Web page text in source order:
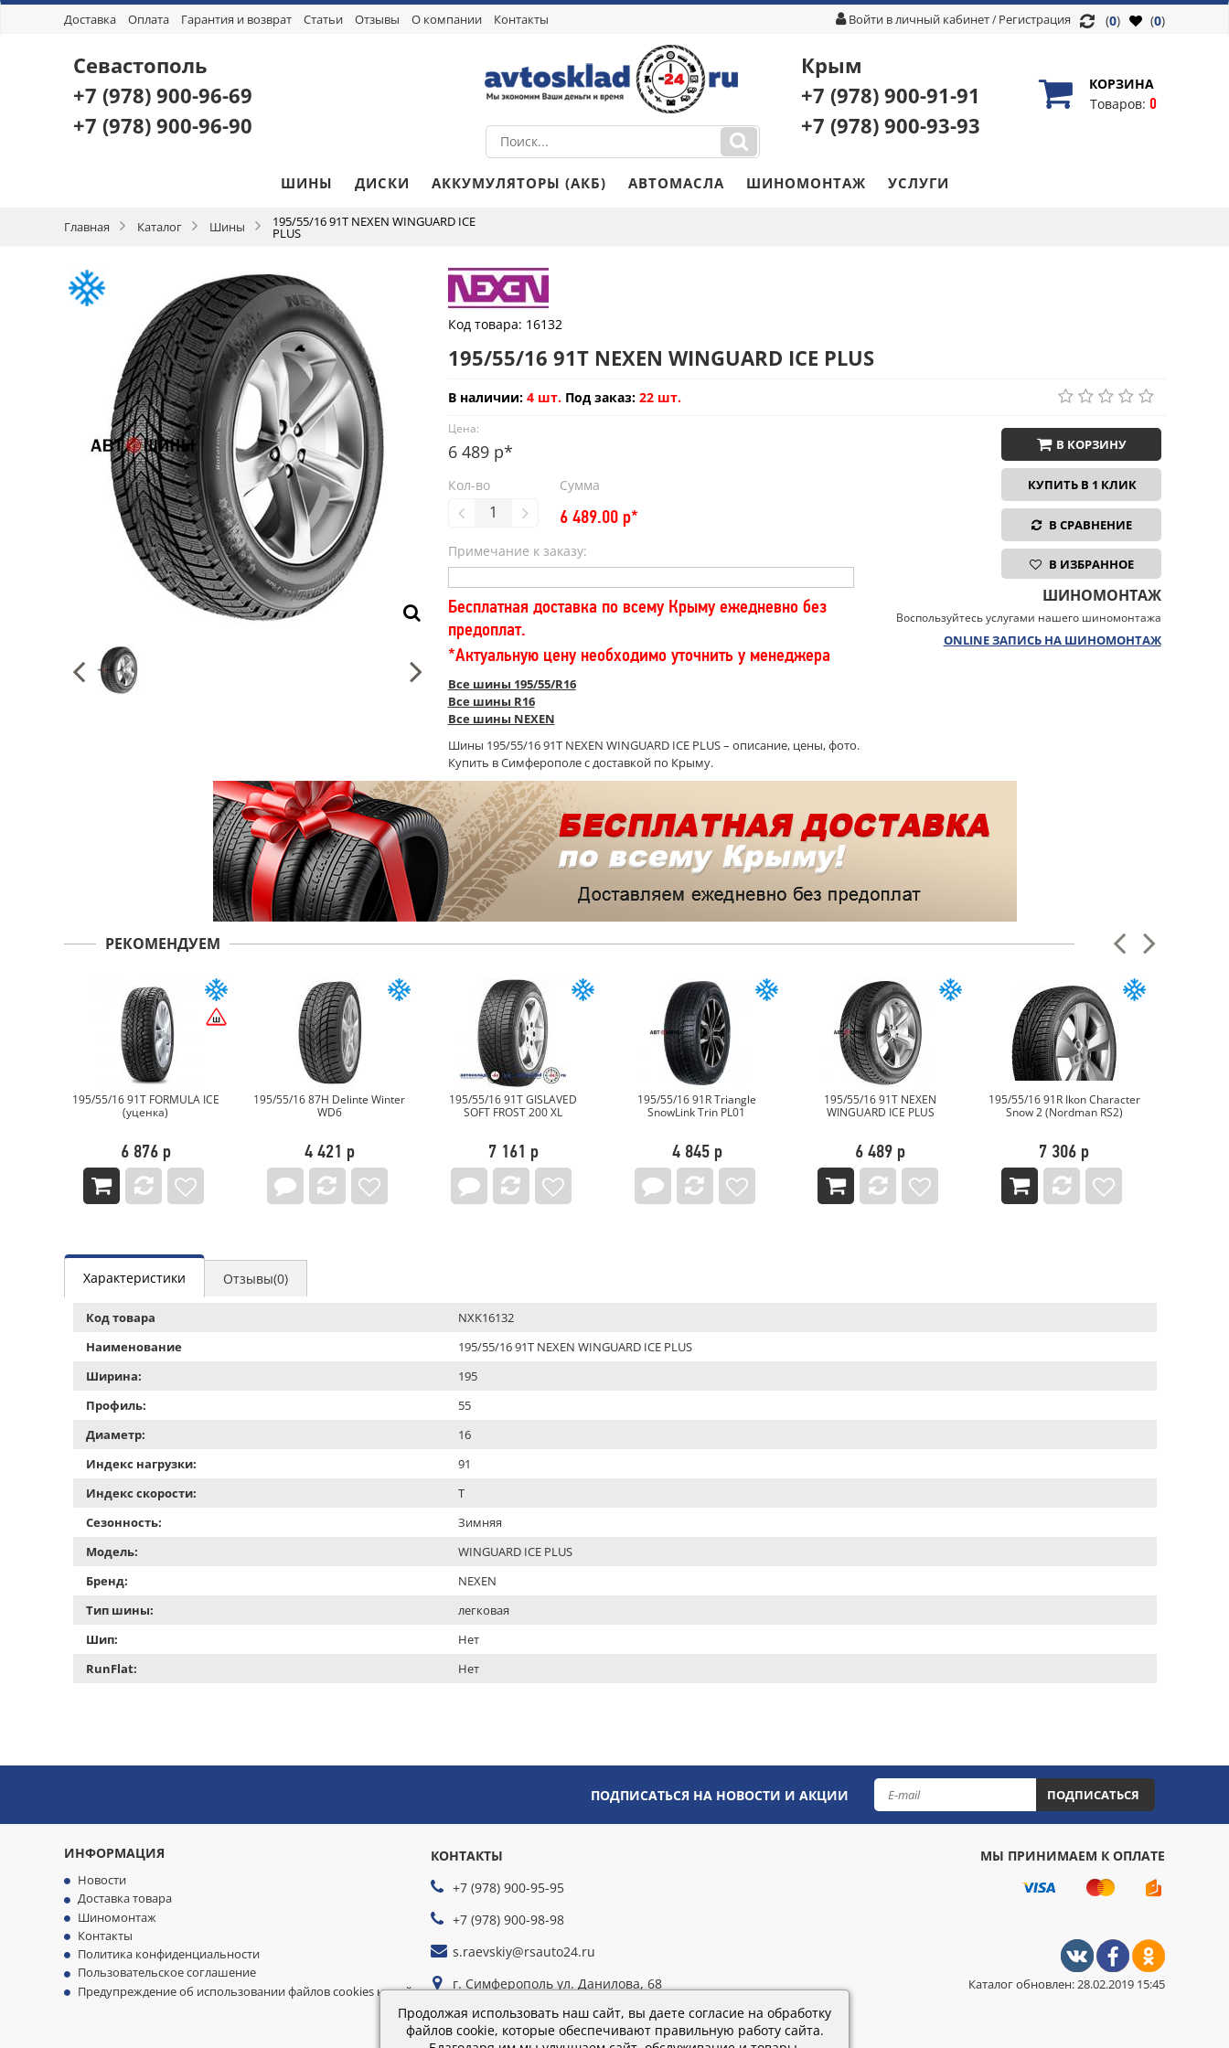
Доставка Оплата Гарантия и возврат Статьи Отзывы О компании Контакты Войти в личный кабинет/ Регистрация (0)
(0)
Севастополь
+7 (978) 900-96-69
+7 (978) 900-96-90
Крым
+7 (978)900-91-91
+7 (978)900-93-93
КОРЗИНА
Товаров: 0
ШИНЫ ДИСКИ АККУМУЛЯТОРЫ (АКБ) АВТОМАСЛА ШИНОМОНТАЖ УСЛУГИ
Главная Каталог Шины 195/55/16 91T NEXEN WINGUARD ICE
PLUS
Код товара: 16132
195/55/16 91T NEXEN WINGUARD ICE PLUS
В наличии: 4 шт. Под заказ: 22 шт.
Цена:
6 489 р*
Кол-во Сумма
6 489.00р*
Примечание к заказу:
Бесплатная доставка по всему Крыму ежедневно без
предоплат.
*Актуальную цену необходимо уточнить у менеджера
Все шины 195/55/R16
Все шины R16
Все шины NEXEN
Шины 195/55/16 91T NEXEN WINGUARD ICE PLUS – описание, цены, фото.
Купить в Симферополе с доставкой по Крыму.
В КОРЗИНУ
КУПИТЬ В 1 КЛИК
В СРАВНЕНИЕ
В ИЗБРАННОЕ
ШИНОМОНТАЖ
Воспользуйтесь услугами нашего шиномонтажа
ONLINE ЗАПИСЬ НА ШИНОМОНТАЖ
РЕКОМЕНДУЕМ
195/55/16 91T FORMULA ICE
(уценка)
6 876 р
195/55/16 87H Delinte Winter
WD6
4 421 р
195/55/16 91T GISLAVED
SOFT FROST 200 XL
7 161 р
195/55/16 91R Triangle
SnowLink Trin PL01
4 845 р
195/55/16 91T NEXEN
WINGUARD ICE PLUS
6 489 р
195/55/16 91R Ikon Character
Snow 2 (Nordman RS2)
7 306 р
Характеристики Отзывы(0)
Код товара
NXK16132
Наименование
195/55/16 91T NEXEN WINGUARD ICE PLUS
Ширина:
195
Профиль:
55
Диаметр:
16
Индекс нагрузки:
91
Индекс скорости:
T
Сезонность:
Зимняя
Модель:
WINGUARD ICE PLUS
Бренд:
NEXEN
Тип шины:
легковая
Шип:
Нет
RunFlat:
Нет
ПОДПИСАТЬСЯ НА НОВОСТИ И АКЦИИ ПОДПИСАТЬСЯ
ИНФОРМАЦИЯ
Новости
Доставка товара
Шиномонтаж
Контакты
Политика конфиденциальности
Пользовательское соглашение
Предупреждение об использовании файлов cookies на сайте
КОНТАКТЫ
+7 (978) 900-95-95
+7 (978) 900-98-98
s.raevskiy@rsauto24.ru
г. Симферополь ул. Данилова, 68
МЫ ПРИНИМАЕМ К ОПЛАТЕ
Каталог обновлен: 28.02.2019 15:45
Продолжая использовать наш сайт, вы даете согласие на обработку
файлов cookie, которые обеспечивают правильную работу сайта.